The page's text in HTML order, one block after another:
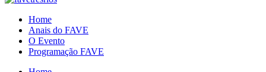
Home
Anais do FAVE
O Evento
Programação FAVE